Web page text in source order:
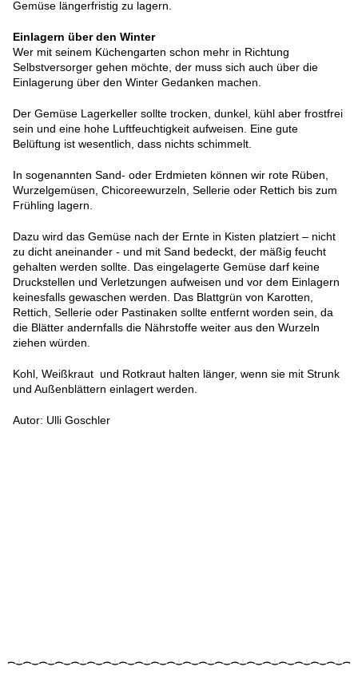
Gemüse längerfristig zu lagern.
Einlagern über den Winter
Wer mit seinem Küchengarten schon mehr in Richtung
Selbstversorger gehen möchte, der muss sich auch über die
Einlagerung über den Winter Gedanken machen.
Der Gemüse Lagerkeller sollte trocken, dunkel, kühl aber frostfrei
sein und eine hohe Luftfeuchtigkeit aufweisen. Eine gute
Belüftung ist wesentlich, dass nichts schimmelt.
In sogenannten Sand- oder Erdmieten können wir rote Rüben,
Wurzelgemüsen, Chicoreewurzeln, Sellerie oder Rettich bis zum
Frühling lagern.
Dazu wird das Gemüse nach der Ernte in Kisten platziert – nicht
zu dicht aneinander - und mit Sand bedeckt, der mäßig feucht
gehalten werden sollte. Das eingelagerte Gemüse darf keine
Druckstellen und Verletzungen aufweisen und vor dem Einlagern
keinesfalls gewaschen werden. Das Blattgrün von Karotten,
Rettich, Sellerie oder Pastinaken sollte entfernt worden sein, da
die Blätter andernfalls die Nährstoffe weiter aus den Wurzeln
ziehen würden.
Kohl, Weißkraut und Rotkraut halten länger, wenn sie mit Strunk
und Außenblättern einlagert werden.
Autor: Ulli Goschler